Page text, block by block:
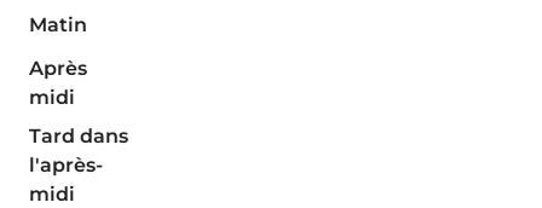
Matin
Après
midi
Tard dans
l'après-
midi